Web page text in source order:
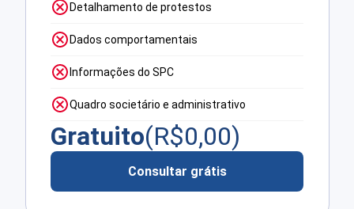
Detalhamento de protestos
Dados comportamentais
Informações do SPC
Quadro societário e administrativo
Gratuito(R$0,00)
Consultar grátis